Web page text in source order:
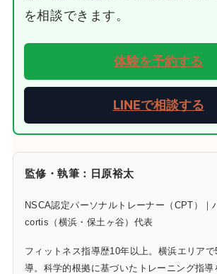
を相談できます。
体験を予約する
LINEで相談する
監修・執筆：日原裕太
NSCA認定パーソナルトレーナー（CPT）｜
cortis（横浜・保土ヶ谷）代表
フィットネス指導歴10年以上。横浜エリア
導。科学的根拠に基づいたトレーニング指導